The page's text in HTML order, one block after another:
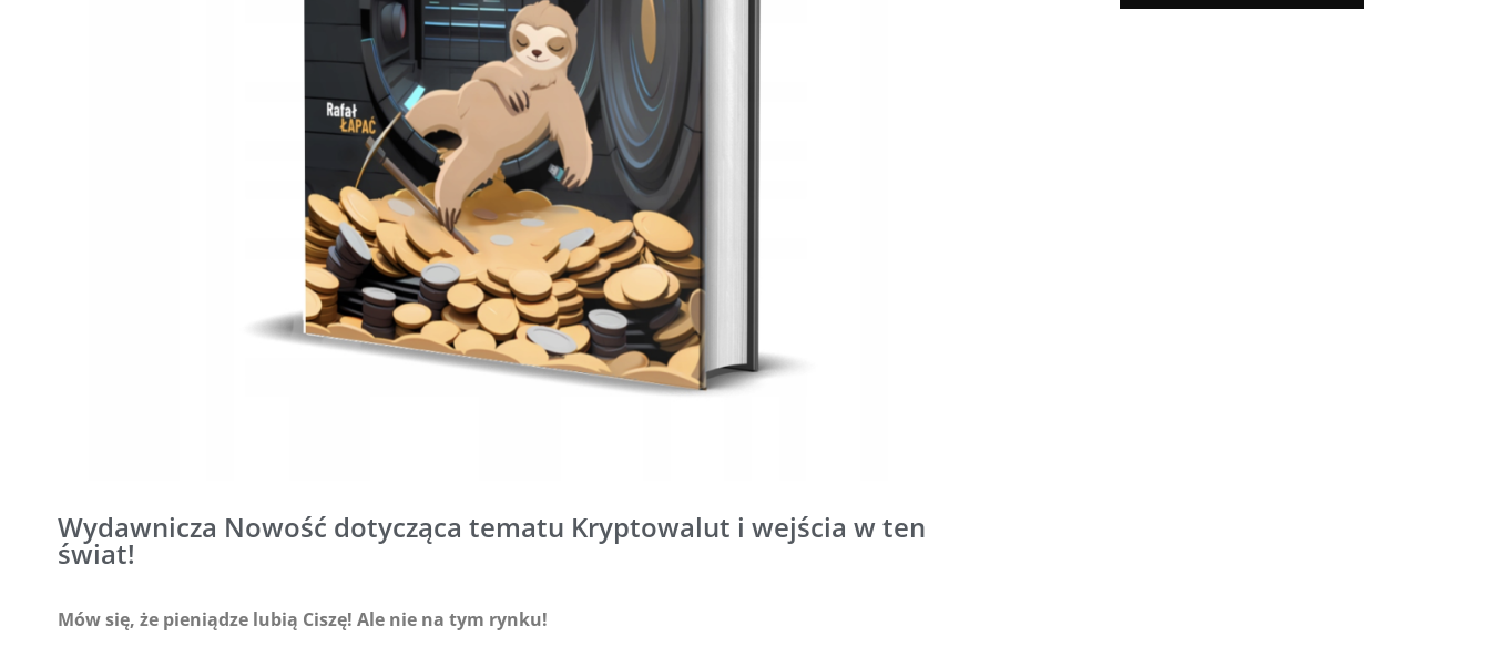
Wydawnicza Nowość dotycząca tematu Kryptowalut i wejścia w ten
świat!
Mów się, że pieniądze lubią Ciszę! Ale nie na tym rynku!